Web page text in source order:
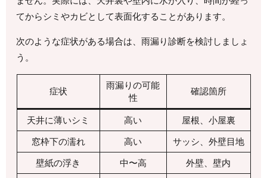
てからシミやカビとして表面化することがあります。
次のような症状がある場合は、雨漏り診断を検討しましょ
う。
症状
雨漏りの可能
性
確認箇所
天井に薄いシミ 高い
屋根、小屋裏
窓枠下の濡れ
高い
サッシ、外壁目地
壁紙の浮き
中〜高
外壁、壁内